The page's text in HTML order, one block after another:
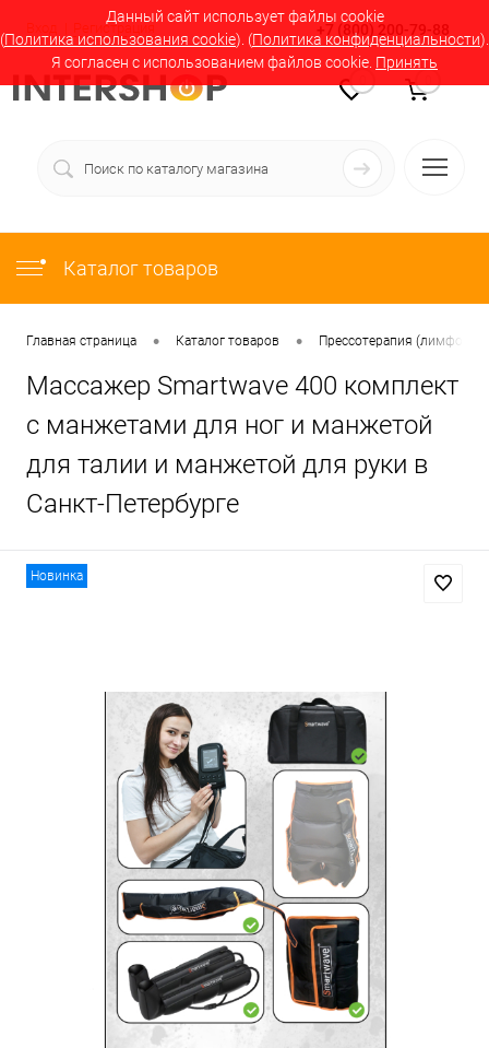
Данный сайт использует файлы cookie
(Политика использования cookie). (Политика конфиденциальности).
Я согласен с использованием файлов cookie. Принять
Вход Регистрация +7 (800) 200-79-88
Каталог товаров
Главная страница • Каталог товаров • Прессотерапия
Массажер Smartwave 400 комплект
с манжетами для ног и манжетой
для талии и манжетой для руки в
Санкт-Петербурге
Новинка